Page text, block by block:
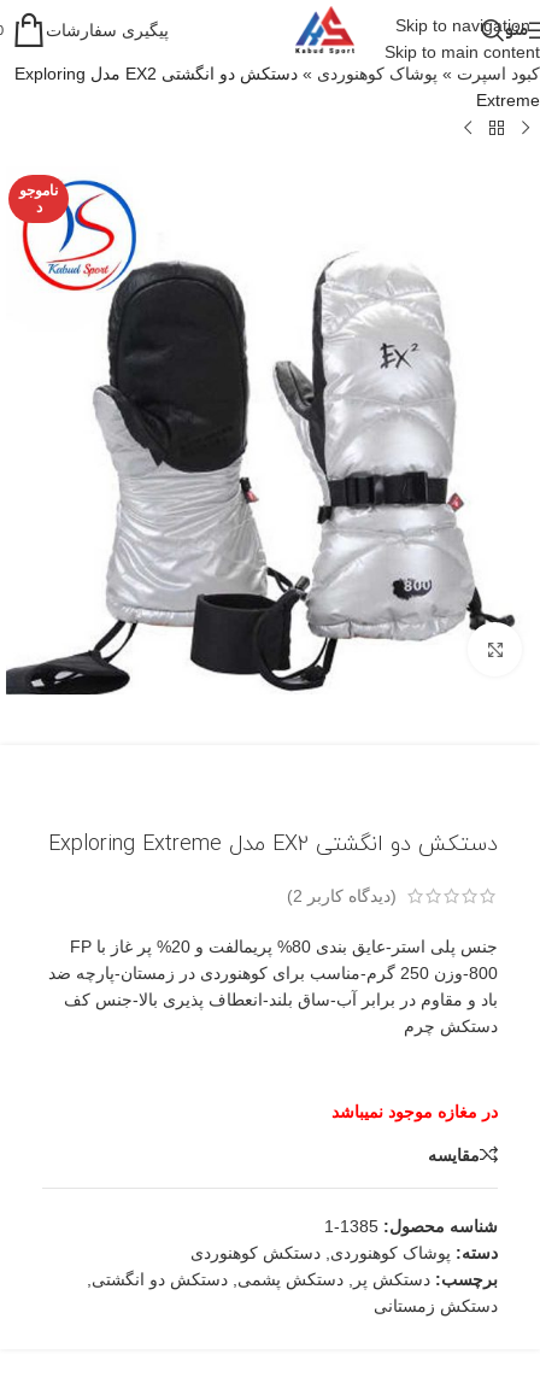
Skip to navigation
Skip to main content
منو پیگیری سفارشات
کبود اسپرت » پوشاک کوهنوردی »
دستکش دو انگشتی EX2 مدل Exploring
Extreme
ناموجو
د
دستکش دو انگشتی EX2 مدل Exploring Extreme
(دیدگاه کاربر 2
)
جنس پلی استر-عایق بندی 80% پریمالفت و 20% پر غاز با FP
800-وزن 250 گرم-مناسب برای کوهنوردی در زمستان-پارچه ضد
باد و مقاوم در برابر آب-ساق بلند-انعطاف پذیری بالا-جنس کف
دستکش چرم
مقایسه
شناسه محصول: 1385-1
دسته: پوشاک کوهنوردی, دستکش کوهنوردی
برچسب: دستکش پر , دستکش پشمی, دستکش دو انگشتی,
دستکش زمستانی